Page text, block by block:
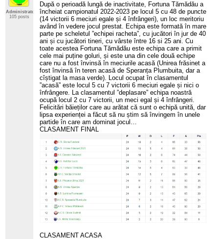
Administrator
105 posts
După o perioadă lungă de inactivitate, Fortuna Tămădău a
încheiat campionatul 2022-2023 pe locul 5 cu 48 de puncte
(14 victorii 6 meciuri egale și 4 înfrângeri), un loc meritoriu
având în vedere jocul prestat. Echipa este formată în mare
parte pe scheletul ”echipei racheta”, cu jucători în jur de 40
ani și cu jucători tineri, cu vârste între 16 si 25 ani. Cu
toate acestea Fortuna Tămădău este echipa care a primit
cele mai puține goluri, și este una din cele două echipe
care nu a fost învinsă în meciurile acasă (Unirea frăsinet a
fost învinsă în teren acasă de Speranța Plumbuita, dar a
cîștigat la masa verde). Locul ocupat în clasamentul
”acasă” este locul 5 cu 7 victorii 6 meciuri egale și nici o
înfrângere. La clasamentul ”deplasare” echipa noastră
ocupă locul 2 cu 7 victorii, un meci egal și 4 înfrângeri.
Felicitări băieților care au arătat că sunt o echipă unită, dar
lipsa experienței a făcut să nu știm să învingem în unele
partide în care am dominat jocul…
CLASAMENT FINAL
CLASAMENT ACASA